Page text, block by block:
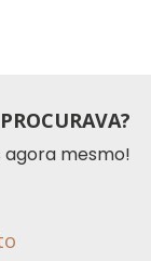
mesmo!